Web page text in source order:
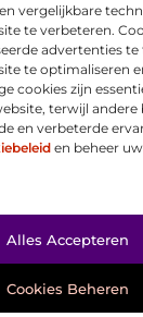
vergelijkbare
te verbeteren.
advertenties te
te optimaliseren
cookies zijn
terwijl andere
en verbeterde
en beheer
Alles Accepteren
Cookies Beheren
inzichten
diepgaande
die je blik
– dé plek voor
aan jouw online